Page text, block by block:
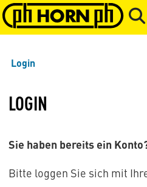
Springe zu Hauptinhalt
Login
LOGIN
Sie haben bereits ein
Bitte loggen Sie sich mit